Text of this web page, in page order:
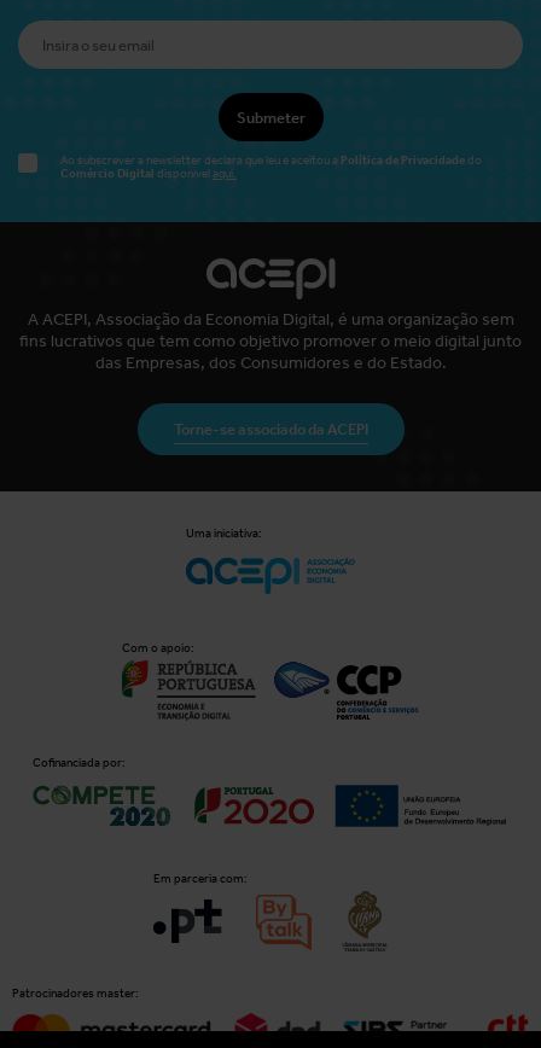
Submeter
Ao subscrever a newsletter declara que leu e aceitou a Política de Privacidadedo
Comércio Digital disponível aqui.
A ACEPI, Associação da Economia Digital, é uma organização sem
fins lucrativos que tem como objetivo promover o meio digital junto
das Empresas, dos Consumidores e do Estado.
Torne-se associado da ACEPI
Uma iniciativa:
Com o apoio:
Cofinanciada por:
Em parceria com:
Patrocinadores master: